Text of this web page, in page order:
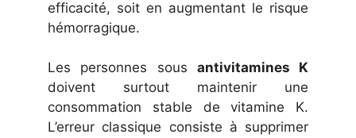
efficacité, soit en augmentant le risque
hémorragique.
Les personnes sous antivitamines K
doivent surtout maintenir une
consommation stable de vitamine K.
L’erreur classique consiste à supprimer